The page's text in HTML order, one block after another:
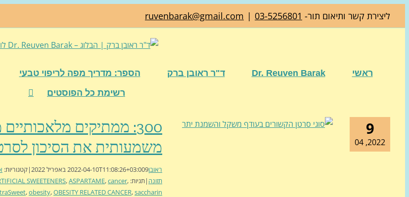
ליצירת קשר ותיאום תור- 03-5256801
|
ruvenbarak@gmail.com
ראשי Dr. Reuven Barak ד"ר ראובן ברק הספר: מדריך מפה לריפוי טבעי
רשימת כל הפוסטים
9
2022, 04
300: ממתיקים
משמעותית את הסיכון
ראובן 2022-04-10T11:08:26+03:009 באפריל 2022 |קטגוריות:
תזונה |תגיות: SWEETENERS,ASPARTAME,cancer,
,obesity,OBESITY RELATED CANCER,saccharin